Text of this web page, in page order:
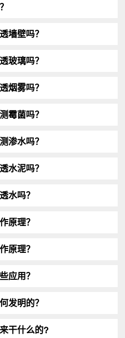
墙壁吗？
玻璃吗？
烟雾吗？
霉菌吗？
渗水吗？
水泥吗？
水吗？
原理？
原理？
应用？
发明的？
干什么的?